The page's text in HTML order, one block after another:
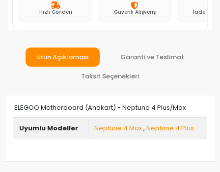
Hızlı Gönderi Güvenli Alışveriş İade ve
Ürün Açıklaması Garanti ve Teslimat
Taksit Seçenekleri
ELEGOO Motherboard (Anakart) - Neptune 4 Plus/Max
Uyumlu Modeller Neptune 4 Max, Neptune 4 Plus